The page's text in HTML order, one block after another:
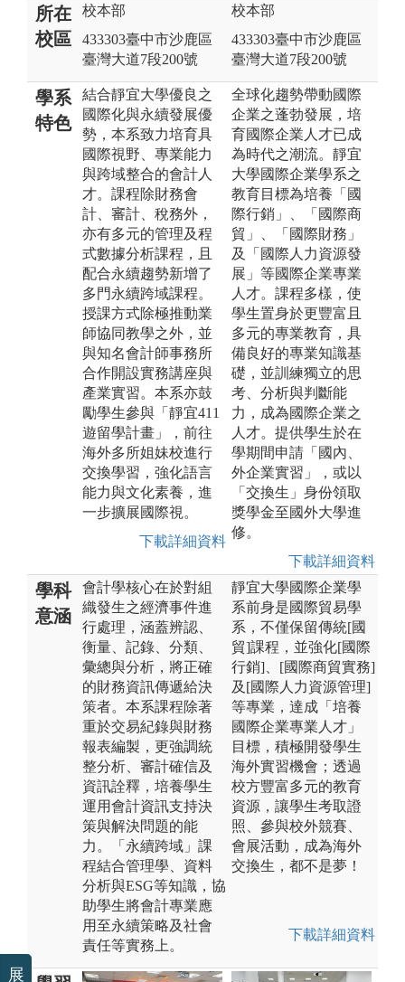
所在
校區
校本部
433303臺中市沙鹿區
臺灣大道7段200號
校本部
433303臺中市沙鹿區
臺灣大道7段200號
學系
特色
結合靜宜大學優良之
國際化與永續發展優
勢，本系致力培育具
國際視野、專業能力
與跨域整合的會計人
才。課程除財務會
計、審計、稅務外，
亦有多元的管理及程
式數據分析課程，且
配合永續趨勢新增了
多門永續跨域課程。
授課方式除極推動業
師協同教學之外，並
與知名會計師事務所
合作開設實務講座與
產業實習。本系亦鼓
勵學生參與「靜宜411
遊留學計畫」，前往
海外多所姐妹校進行
交換學習，強化語言
能力與文化素養，進
一步擴展國際視。
下載詳細資料
全球化趨勢帶動國際
企業之蓬勃發展，培
育國際企業人才已成
為時代之潮流。靜宜
大學國際企業學系之
教育目標為培養「國
際行銷」、「國際商
貿」、「國際財務」
及「國際人力資源發
展」等國際企業專業
人才。課程多樣，使
學生置身於更豐富且
多元的專業教育，具
備良好的專業知識基
礎，並訓練獨立的思
考、分析與判斷能
力，成為國際企業之
人才。提供學生於在
學期間申請「國內、
外企業實習」，或以
「交換生」身份領取
獎學金至國外大學進
修。
下載詳細資料
學科
意涵
會計學核心在於對組
織發生之經濟事件進
行處理，涵蓋辨認、
衡量、記錄、分類、
彙總與分析，將正確
的財務資訊傳遞給決
策者。本系課程除著
重於交易紀錄與財務
報表編製，更強調統
整分析、審計確信及
資訊詮釋，培養學生
運用會計資訊支持決
策與解決問題的能
力。「永續跨域」課
程結合管理學、資料
分析與ESG等知識，協
助學生將會計專業應
用至永續策略及社會
責任等實務上。
靜宜大學國際企業學
系前身是國際貿易學
系，不僅保留傳統[國
貿]課程，並強化[國際
行銷]、[國際商貿實務]
及[國際人力資源管理]
等專業，達成「培養
國際企業專業人才」
目標，積極開發學生
海外實習機會；透過
校方豐富多元的教育
資源，讓學生考取證
照、參與校外競賽、
會展活動，成為海外
交換生，都不是夢！
下載詳細資料
展